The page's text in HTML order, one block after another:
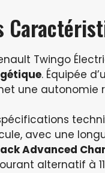
Twingo
. Équipée
une autonomie
avec une
Advanced
alternatif à